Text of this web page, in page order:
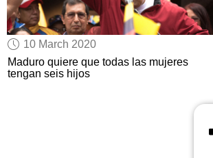
10 March 2020
Maduro quiere que todas las mujeres
tengan seis hijos